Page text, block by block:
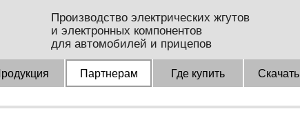
Производство электрических жгутов
и электронных компонентов
для автомобилей и прицепов
Партнерам Где купить Скачать